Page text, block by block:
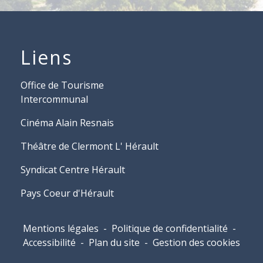
Liens
Office de Tourisme
Intercommunal
Cinéma Alain Resnais
Théâtre de Clermont L' Hérault
Syndicat Centre Hérault
Pays Coeur d'Hérault
Mentions légales - Politique de confidentialité -
Accessibilité - Plan du site - Gestion des cookies